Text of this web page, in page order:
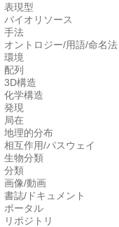
表現型
バイオリソース
手法
オントロジー/用語/命名法
環境
配列
3D構造
化学構造
発現
局在
地理的分布
相互作用/パスウェイ
生物分類
分類
画像/動画
書誌/ドキュメント
ポータル
リポジトリ